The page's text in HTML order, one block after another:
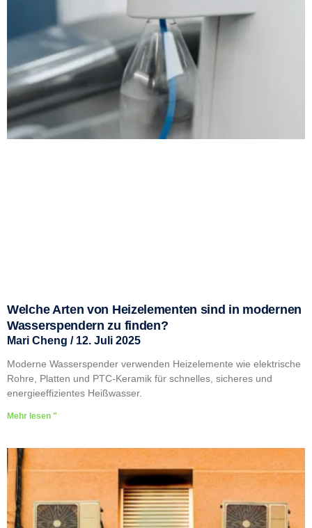
Welche Arten von Heizelementen sind in modernen
Wasserspendern zu finden?
Mari Cheng 12. Juli 2025
Moderne Wasserspender verwenden Heizelemente wie elektrische
Rohre, Platten und PTC-Keramik für schnelles, sicheres und
energieeffizientes Heißwasser.
Mehr lesen "